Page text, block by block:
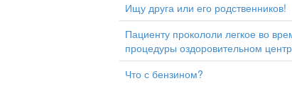
Ищу друга или его родственников!
Пациенту прокололи легкое во время
процедуры оздоровительном
Что с бензином?